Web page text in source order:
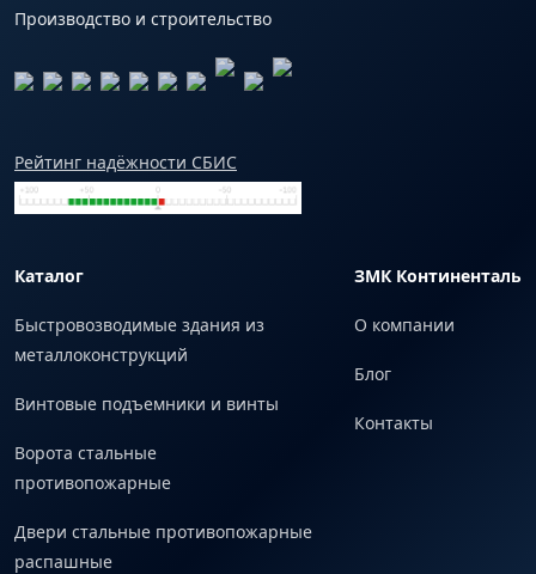
Производство и строительство
Рейтинг надёжности СБИС
Каталог
Быстровозводимые здания из
металлоконструкций
Винтовые подъемники и винты
Ворота стальные
противопожарные
Двери стальные противопожарные
распашные
ЗМК Континенталь
О компании
Блог
Контакты